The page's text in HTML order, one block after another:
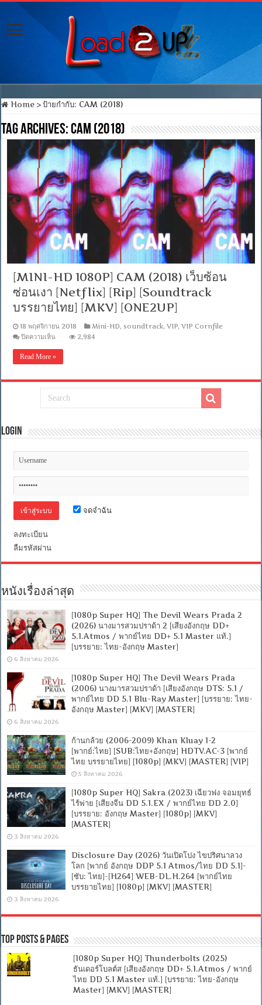
Home > ป้ายกำกับ: CAM (2018)
Tag Archives:CAM (2018)
[MINI-HD 1080P] CAM (2018) เว็บซ้อน
ซ่อนเงา [Netflix] [Rip] [Soundtrack
บรรยายไทย] [MKV] [ONE2UP]
18 พฤศจิกายน 2018 Mini-HD, soundtrack,VIP,VIP Cornfile
ปิดความเห็น
1080P]
(2018)
ซ้อน
[Netflix]
[Rip]
บรรยาย
2,984
Read More »
Login
จดจำฉัน
ลงทะเบียน
ลืมรหัสผ่าน
หนังเรื่องล่าสุด
[1080p Super HQ] The Devil Wears Prada 2
(2026) นางมารสวมปราด้า 2 [เสียงอังกฤษ DD+
5.1.Atmos / พากย์ไทย DD+ 5.1 Master แท้.]
[บรรยาย: ไทย-อังกฤษ Master]
6 สิงหาคม 2026
[1080p Super HQ] The Devil Wears Prada
(2006) นางมารสวมปราด้า [เสียงอังกฤษ DTS: 5.1 /
พากย์ไทย DD 5.1 Blu-Ray Master] [บรรยาย: ไทย-
อังกฤษ Master] [MKV] [MASTER]
6 สิงหาคม 2026
ก้านกล้วย (2006-2009) Khan Kluay 1-2
[พากย์:ไทย] [SUB:ไทย+อังกฤษ] HDTV.AC-3 [พากย์
ไทย บรรยายไทย] [1080p] [MKV] [MASTER] [VIP]
5 สิงหาคม 2026
[1080p Super HQ] Sakra (2023) เฉียวฟง จอมยุทธ์
ไร้พ่าย [เสียงจีน DD 5.1.EX / พากย์ไทย DD 2.0]
[บรรยาย: อังกฤษ Master] [1080p] [MKV]
[MASTER]
3 สิงหาคม 2026
Disclosure Day (2026) วันเปิดโปง ไขปริศนาลวง
โลก [พากย์ อังกฤษ DDP 5.1 Atmos/ไทย DD 5.1]-
[ซับ: ไทย]-[H264] WEB-DL.H.264 [พากย์ไทย
บรรยายไทย] [1080p] [MKV] [MASTER]
3 สิงหาคม 2026
Top Posts & Pages
[1080p Super HQ] Thunderbolts (2025)
ธันเดอร์โบลต์ส [เสียงอังกฤษ DD+ 5.1.Atmos / พากย์
ไทย DD 5.1 Master แท้.] [บรรยาย: ไทย-อังกฤษ
Master] [MKV] [MASTER]